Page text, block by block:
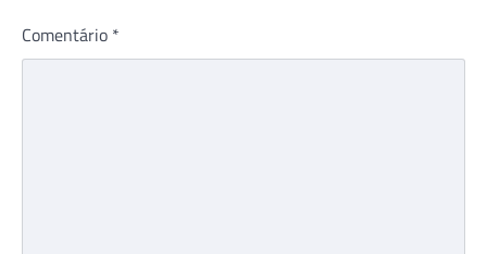
Comentário *